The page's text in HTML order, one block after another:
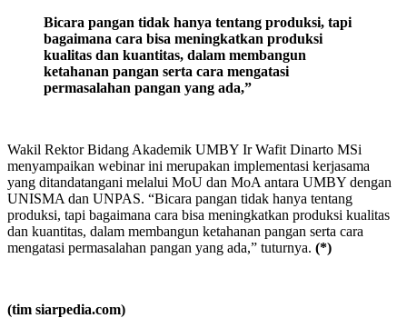
Bicara pangan tidak hanya tentang produksi, tapi
bagaimana cara bisa meningkatkan produksi
kualitas dan kuantitas, dalam membangun
ketahanan pangan serta cara mengatasi
permasalahan pangan yang ada,”
Wakil Rektor Bidang Akademik UMBY Ir Wafit Dinarto MSi
menyampaikan webinar ini merupakan implementasi kerjasama
yang ditandatangani melalui MoU dan MoA antara UMBY dengan
UNISMA dan UNPAS. “Bicara pangan tidak hanya tentang
produksi, tapi bagaimana cara bisa meningkatkan produksi kualitas
dan kuantitas, dalam membangun ketahanan pangan serta cara
mengatasi permasalahan pangan yang ada,” tuturnya. (*)
(tim siarpedia.com)